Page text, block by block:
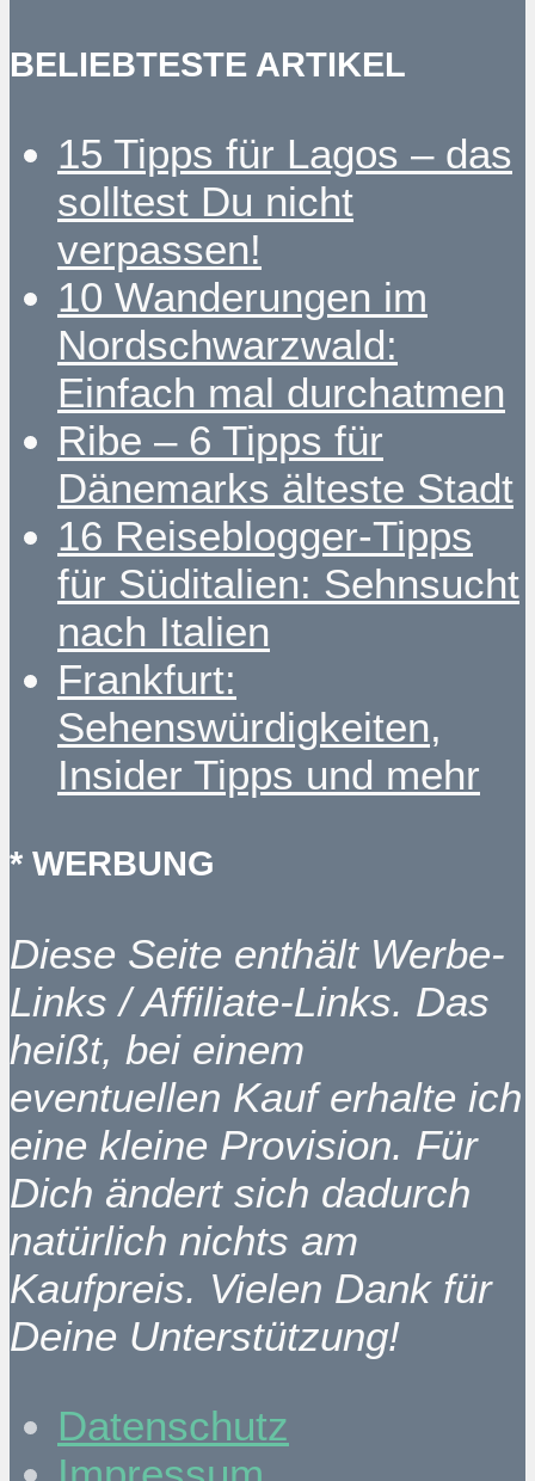
BELIEBTESTE ARTIKEL
15 Tipps für Lagos – das
solltest Du nicht
verpassen!
10 Wanderungen im
Nordschwarzwald:
Einfach mal durchatmen
Ribe – 6 Tipps für
Dänemarks älteste Stadt
16 Reiseblogger-Tipps
für Süditalien: Sehnsucht
nach Italien
Frankfurt:
Sehenswürdigkeiten,
Insider Tipps und mehr
* WERBUNG
Diese Seite enthält Werbe-
Links / Affiliate-Links. Das
heißt, bei einem
eventuellen Kauf erhalte ich
eine kleine Provision. Für
Dich ändert sich dadurch
natürlich nichts am
Kaufpreis. Vielen Dank für
Deine Unterstützung!
Datenschutz